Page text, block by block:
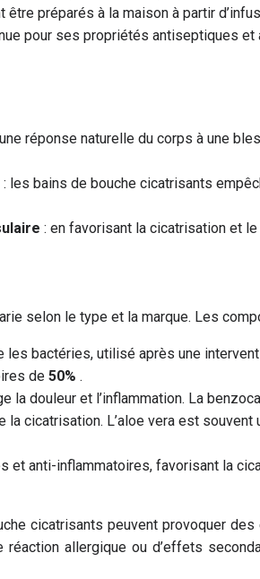
être préparés à la maison à partir
pour ses propriétés antiseptiques et
réponse naturelle du corps à une
: les bains de bouche cicatrisants
: en favorisant la cicatrisation et
selon le type et la marque. Les
les bactéries, utilisé après une
de 50% .
la douleur et l’inflammation. La
cicatrisation. L’aloe vera est
et anti-inflammatoires, favorisant la
cicatrisants peuvent provoquer
allergique ou d’effets